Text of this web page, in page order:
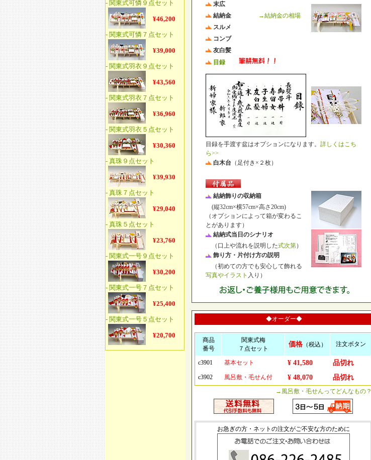
末広
結納金
→結納金の相場
スルメ
コンブ
友白髪
目録
目録を手渡す盆はオプションになります。 詳しくはこち
ら>>
白木台（足付き×２枚）
結納飾りの収納箱
(縦32cm×横57cm×高さ20cm)
（オプションによって箱が変わるこ
とがあります）
結納式当日のシナリオ
（口上や流れを説明した式次第）
飾り方・片付け方の説明
（初めての方でも安心して飾れる
写真やイラスト 入り）
◆オーダー◆
商品
番号
関東式梅
７点セット
価格（税込） 注文ボタン
c3901 基本セット ¥ 41,580 品切れ
c3902 風呂敷・毛せん付 ¥ 48,070 品切れ
→風呂敷・毛せんってどんなもの？
お急ぎの方・ネットの注文がご不安な方のために